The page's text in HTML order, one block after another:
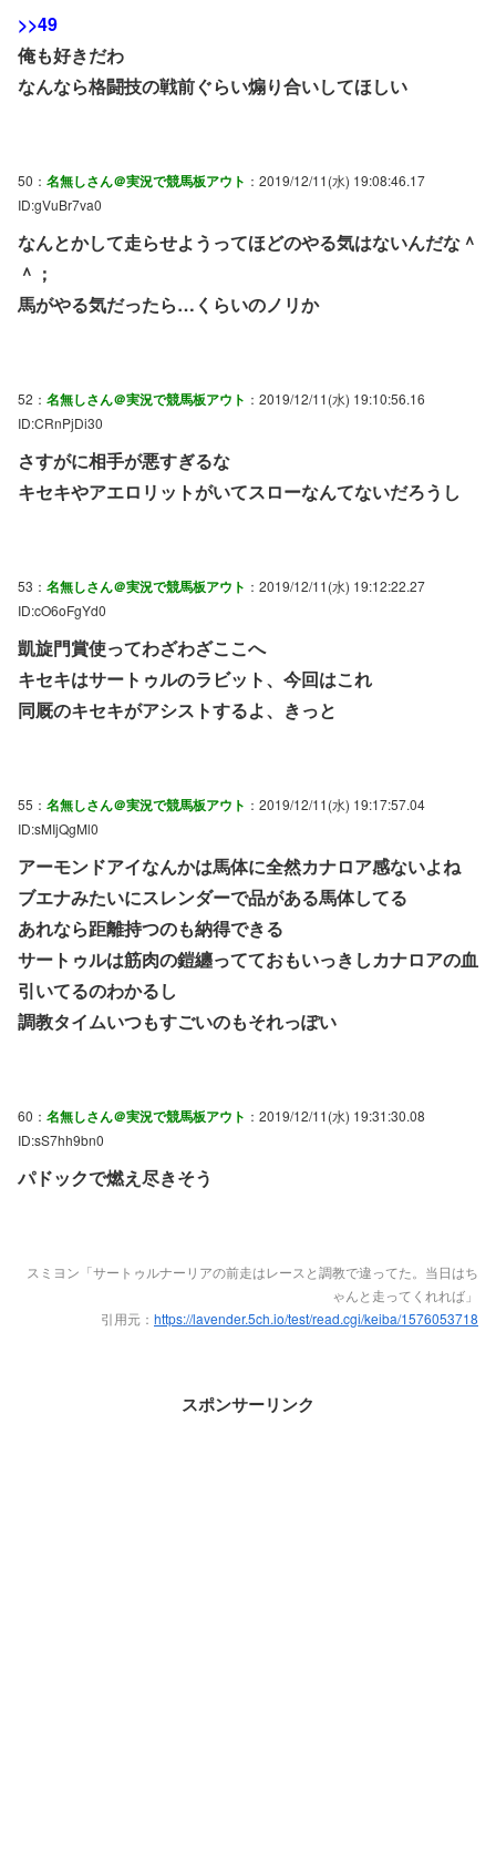
>>49
俺も好きだわ
なんなら格闘技の戦前ぐらい煽り合いしてほしい
50： 名無しさん＠実況で競馬板アウト ：2019/12/11(水) 19:08:46.17
ID:gVuBr7va0
なんとかして走らせようってほどのやる気はないんだな＾
＾；
馬がやる気だったら…くらいのノリか
52： 名無しさん＠実況で競馬板アウト ：2019/12/11(水) 19:10:56.16
ID:CRnPjDi30
さすがに相手が悪すぎるな
キセキやアエロリットがいてスローなんてないだろうし
53： 名無しさん＠実況で競馬板アウト ：2019/12/11(水) 19:12:22.27
ID:cO6oFgYd0
凱旋門賞使ってわざわざここへ
キセキはサートゥルのラビット、今回はこれ
同厩のキセキがアシストするよ、きっと
55： 名無しさん＠実況で競馬板アウト ：2019/12/11(水) 19:17:57.04
ID:sMIjQgMl0
アーモンドアイなんかは馬体に全然カナロア感ないよね
ブエナみたいにスレンダーで品がある馬体してる
あれなら距離持つのも納得できる
サートゥルは筋肉の鎧纏ってておもいっきしカナロアの血
引いてるのわかるし
調教タイムいつもすごいのもそれっぽい
60： 名無しさん＠実況で競馬板アウト ：2019/12/11(水) 19:31:30.08
ID:sS7hh9bn0
パドックで燃え尽きそう
スミヨン「サートゥルナーリアの前走はレースと調教で違ってた。当日はち
ゃんと走ってくれれば」
引用元： https://lavender.5ch.io/test/read.cgi/keiba/1576053718
スポンサーリンク